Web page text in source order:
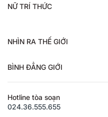
NỮ TRÍ THỨC
NHÌN RA THẾ GIỚI
BÌNH ĐẲNG GIỚI
Hotline tòa soạn
024.36.555.655